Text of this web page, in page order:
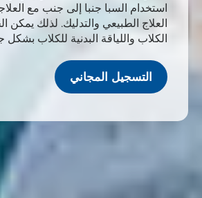
استخدام السبا جنبا إلى جنب مع
العلاج الطبيعي والتدليك. لذلك يمكن
الكلاب واللياقة البدنية للكلاب بشكل
التسجيل المجاني